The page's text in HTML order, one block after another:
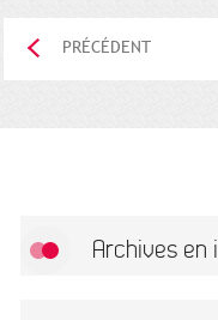
PRÉCÉDENT
Archives en